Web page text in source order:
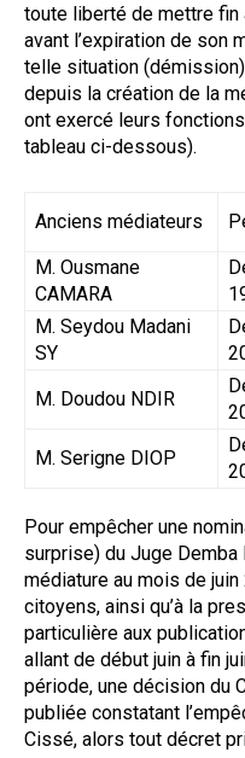
toute liberté de mettre
avant l’expiration de son
telle situation
depuis la création de la
ont exercé leurs
tableau ci-dessous).
Anciens médiateurs
M. Ousmane
CAMARA
M. Seydou Madani
SY
M. Doudou NDIR
M. Serigne DIOP
Pour empêcher une
surprise) du Juge
médiature au mois de
citoyens, ainsi qu’à la
particulière aux
allant de début juin à fin
période, une décision du
publiée constatant
Cissé, alors tout décret